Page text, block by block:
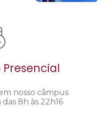
nosso câmpus.
8h às 22h16